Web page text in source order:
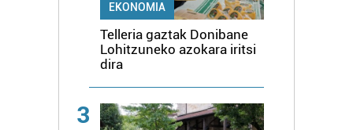
EKONOMIA
Telleria gaztak Donibane
Lohitzuneko azokara iritsi
dira
3